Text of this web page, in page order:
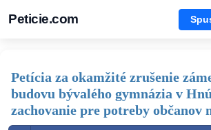
Peticie.com
Petícia za okamžité zrušenie
budovu bývalého gymnázia v
zachovanie pre potreby občanov